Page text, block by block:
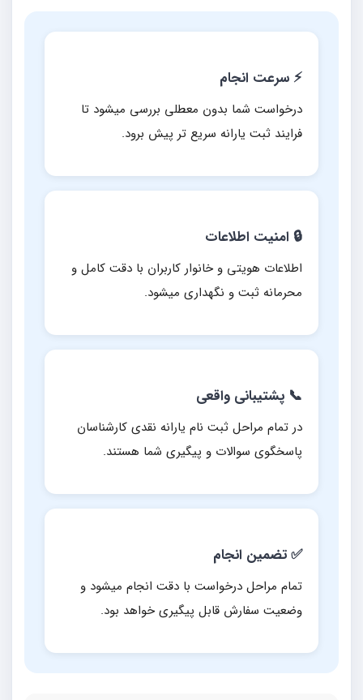
⚡ سرعت انجام
درخواست شما بدون معطلی بررسی میشود تا
فرایند ثبت یارانه سریع تر پیش برود.
🔒 امنیت اطلاعات
اطلاعات هویتی و خانوار کاربران با دقت کامل و
محرمانه ثبت و نگهداری میشود.
📞 پشتیبانی واقعی
در تمام مراحل ثبت نام یارانه نقدی کارشناسان
پاسخگوی سوالات و پیگیری شما هستند.
✅ تضمین انجام
تمام مراحل درخواست با دقت انجام میشود و
وضعیت سفارش قابل پیگیری خواهد بود.